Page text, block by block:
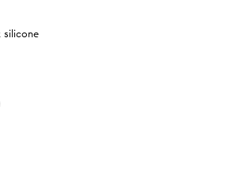
silicone